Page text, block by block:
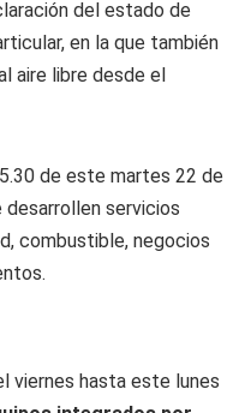
del estado de
en la que también
aire libre desde el
de este martes 22 de
servicios
combustible, negocios
viernes hasta este lunes